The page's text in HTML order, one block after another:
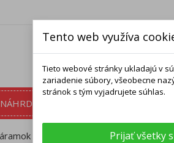
NÁHRDELNÍKY
na nohu - srdiečko, kruh, dĺžka
Tento web využíva
Tieto webové stránky ukladajú v
zariadenie súbory, všeobecne
stránok s tým vyjadrujete súhlas.
Prijať všetky